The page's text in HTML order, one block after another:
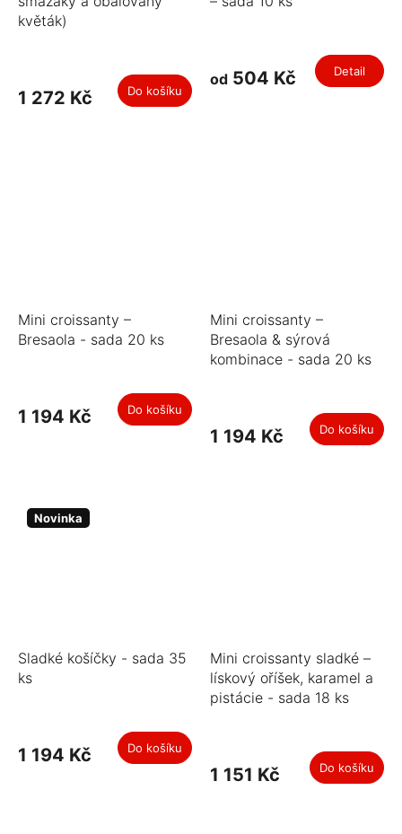
květák)
1 272 Kč Do košíku
od 504 Kč Detail
Mini croissanty –
Bresaola - sada 20 ks
1 194 Kč Do košíku
Mini croissanty –
Bresaola & sýrová
kombinace - sada 20 ks
1 194 Kč Do košíku
Novinka
Sladké košíčky - sada 35
ks
1 194 Kč Do košíku
Mini croissanty sladké –
lískový oříšek, karamel a
pistácie - sada 18 ks
1 151 Kč Do košíku